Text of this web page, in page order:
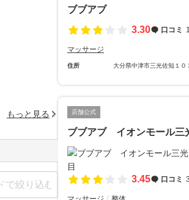
ブブアブ
3.30
口コミ
マッサージ
住所 大分県中津市三光佐知１０
店舗公式
ブブアブ イオンモール三
3.45 口コミ
もっと見る